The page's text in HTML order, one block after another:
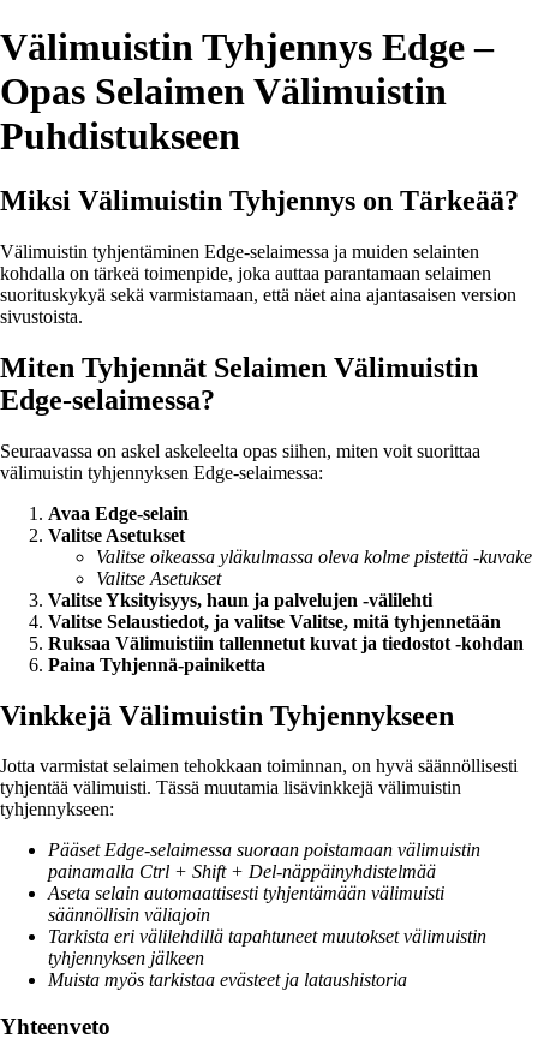
Välimuistin Tyhjennys Edge –
Opas Selaimen Välimuistin
Puhdistukseen
Miksi Välimuistin Tyhjennys on Tärkeää?
Välimuistin tyhjentäminen Edge-selaimessa ja muiden selainten
kohdalla on tärkeä toimenpide, joka auttaa parantamaan selaimen
suorituskykyä sekä varmistamaan, että näet aina ajantasaisen version
sivustoista.
Miten Tyhjennät Selaimen Välimuistin
Edge-selaimessa?
Seuraavassa on askel askeleelta opas siihen, miten voit suorittaa
välimuistin tyhjennyksen Edge-selaimessa:
Avaa Edge-selain
Valitse Asetukset
Valitse oikeassa yläkulmassa oleva kolme pistettä -kuvake
Valitse Asetukset
Valitse Yksityisyys, haun ja palvelujen -välilehti
Valitse Selaustiedot, ja valitse Valitse, mitä tyhjennetään
Ruksaa Välimuistiin tallennetut kuvat ja tiedostot -kohdan
Paina Tyhjennä-painiketta
Vinkkejä Välimuistin Tyhjennykseen
Jotta varmistat selaimen tehokkaan toiminnan, on hyvä säännöllisesti
tyhjentää välimuisti. Tässä muutamia lisävinkkejä välimuistin
tyhjennykseen:
Pääset Edge-selaimessa suoraan poistamaan välimuistin
painamalla Ctrl + Shift + Del-näppäinyhdistelmää
Aseta selain automaattisesti tyhjentämään välimuisti
säännöllisin väliajoin
Tarkista eri välilehdillä tapahtuneet muutokset välimuistin
tyhjennyksen jälkeen
Muista myös tarkistaa evästeet ja lataushistoria
Yhteenveto